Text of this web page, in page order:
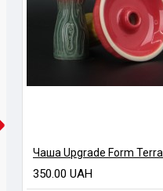
Чаша Upgrade Form Terra
350.00 UAH